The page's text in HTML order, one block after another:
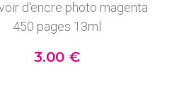
d'encre photo magenta
450 pages 13ml
3.00 €